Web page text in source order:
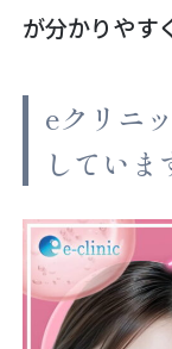
が分かりやす
eクリニ
していま